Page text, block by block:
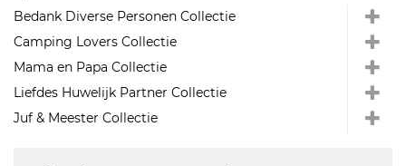
Bedank Diverse Personen Collectie
Camping Lovers Collectie
Mama en Papa Collectie
Liefdes Huwelijk Partner Collectie
Juf & Meester Collectie